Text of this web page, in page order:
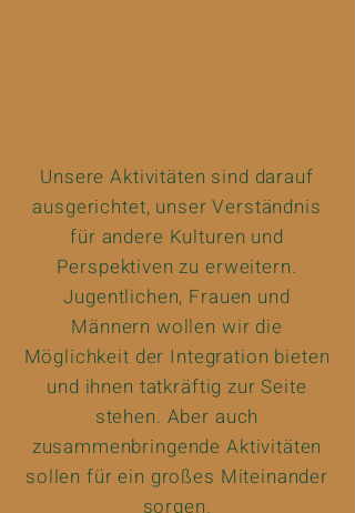
Unsere Aktivitäten sind darauf
ausgerichtet, unser Verständnis
für andere Kulturen und
Perspektiven zu erweitern.
Jugentlichen, Frauen und
Männern wollen wir die
Möglichkeit der Integration bieten
und ihnen tatkräftig zur Seite
stehen. Aber auch
zusammenbringende Aktivitäten
sollen für ein großes Miteinander
sorgen.